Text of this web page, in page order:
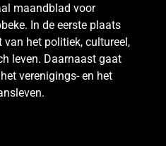
maandblad voor
In de eerste plaats
van het politiek, cultureel,
leven. Daarnaast gaat
verenigings- en het